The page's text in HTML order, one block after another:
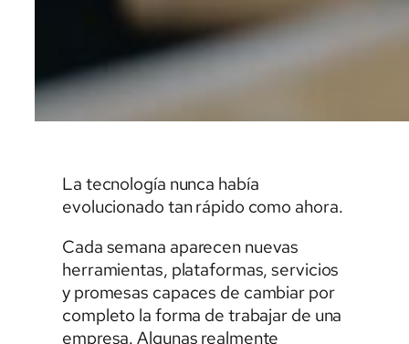
La tecnología nunca había
evolucionado tan rápido como ahora.
Cada semana aparecen nuevas
herramientas, plataformas, servicios
y promesas capaces de cambiar por
completo la forma de trabajar de una
empresa. Algunas realmente